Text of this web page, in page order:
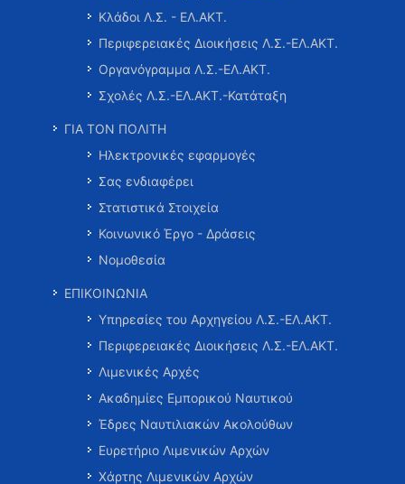
Κλάδοι Λ.Σ. - ΕΛ.ΑΚΤ.
Περιφερειακές Διοικήσεις Λ.Σ.-ΕΛ.ΑΚΤ.
Οργανόγραμμα Λ.Σ.-ΕΛ.ΑΚΤ.
Σχολές Λ.Σ.-ΕΛ.ΑΚΤ.-Κατάταξη
ΓΙΑ ΤΟΝ ΠΟΛΙΤΗ
Ηλεκτρονικές εφαρμογές
Σας ενδιαφέρει
Στατιστικά Στοιχεία
Κοινωνικό Έργο - Δράσεις
Νομοθεσία
ΕΠΙΚΟΙΝΩΝΙΑ
Υπηρεσίες του Αρχηγείου Λ.Σ.-ΕΛ.ΑΚΤ.
Περιφερειακές Διοικήσεις Λ.Σ.-ΕΛ.ΑΚΤ.
Λιμενικές Αρχές
Ακαδημίες Εμπορικού Ναυτικού
Έδρες Ναυτιλιακών Ακολούθων
Ευρετήριο Λιμενικών Αρχών
Χάρτης Λιμενικών Αρχών